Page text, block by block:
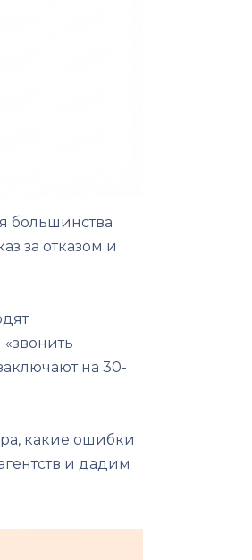
большинства
за отказом и
на 30-
какие ошибки
и дадим